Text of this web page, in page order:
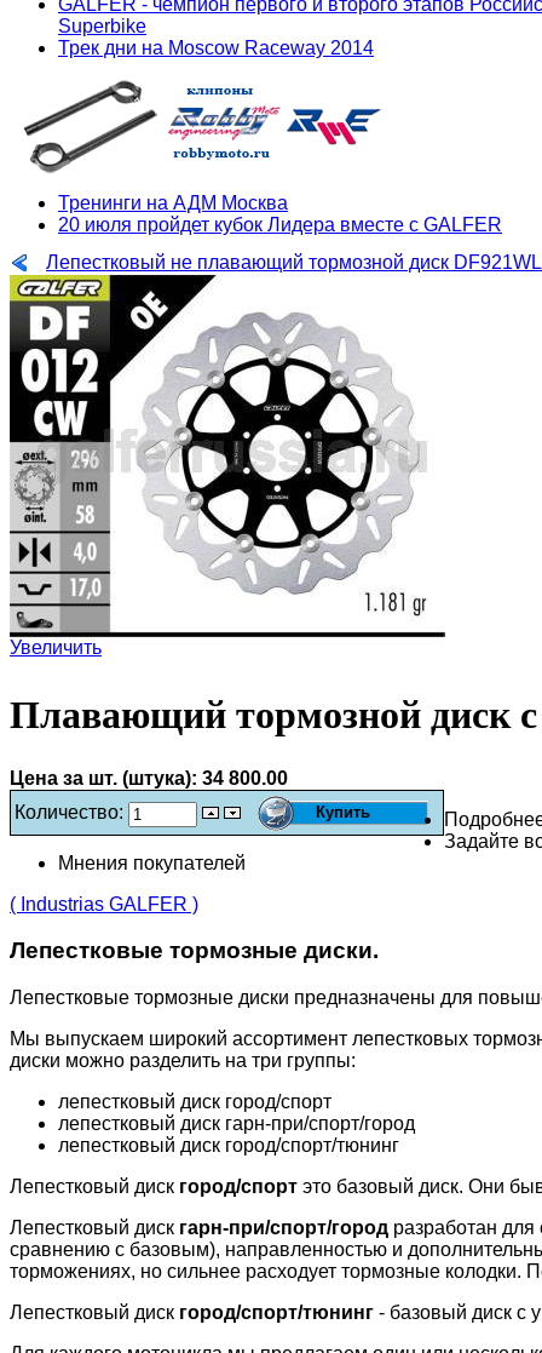
Superbike
Трек дни на Moscow Raceway 2014
Тренинги на АДМ Москва
20 июля пройдет кубок Лидера вместе с GALFER
Лепестковый не плавающий тормозной диск
Увеличить
Плавающий тормозной диск
Цена за шт. (штука): 34 800.00
Количество:
Задайте
Мнения покупателей
( Industrias GALFER )
Лепестковые тормозные диски.
Лепестковые тормозные диски предназначены для
Мы выпускаем широкий ассортимент лепестковых
диски можно разделить на три группы:
лепестковый диск город/спорт
лепестковый диск гарн-при/спорт/город
лепестковый диск город/спорт/тюнинг
Лепестковый диск город/спорт это базовый диск. Они
Лепестковый диск гарн-при/спорт/город разработан
сравнению с базовым), направленностью и
торможениях, но сильнее расходует тормозные колодки.
Лепестковый диск город/спорт/тюнинг - базовый диск с